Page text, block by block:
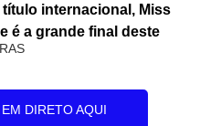
título internacional, Miss
é a grande final deste
EM DIRETO AQUI